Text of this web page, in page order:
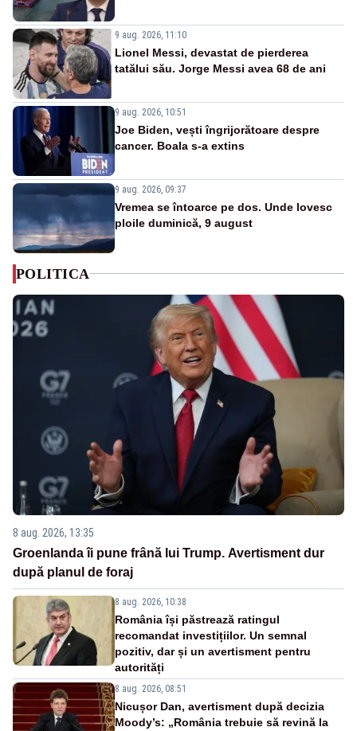
9 aug. 2026, 11:10
Lionel Messi, devastat de pierderea
tatălui său. Jorge Messi avea 68 de ani
9 aug. 2026, 10:51
Joe Biden, vești îngrijorătoare despre
cancer. Boala s-a extins
9 aug. 2026, 09:37
Vremea se întoarce pe dos. Unde lovesc
ploile duminică, 9 august
POLITICA
8 aug. 2026, 13:35
Groenlanda îi pune frână lui Trump. Avertisment dur
după planul de foraj
8 aug. 2026, 10:38
România își păstrează ratingul
recomandat investițiilor. Un semnal
pozitiv, dar și un avertisment pentru
autorități
8 aug. 2026, 08:51
Nicușor Dan, avertisment după decizia
Moody’s: „România trebuie să revină la